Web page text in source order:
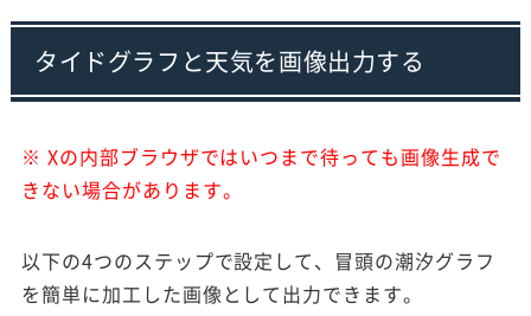
タイドグラフと天気を画像出力する
※ Xの内部ブラウザではいつまで待っても画像生成で
きない場合があります。
以下の4つのステップで設定して、冒頭の潮汐グラフ
を簡単に加工した画像として出力できます。